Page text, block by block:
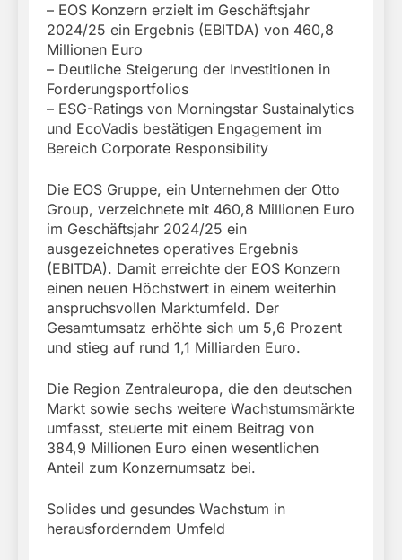
– EOS Konzern erzielt im Geschäftsjahr
2024/25 ein Ergebnis (EBITDA) von 460,8
Millionen Euro
– Deutliche Steigerung der Investitionen in
Forderungsportfolios
– ESG-Ratings von Morningstar Sustainalytics
und EcoVadis bestätigen Engagement im
Bereich Corporate Responsibility
Die EOS Gruppe, ein Unternehmen der Otto
Group, verzeichnete mit 460,8 Millionen Euro
im Geschäftsjahr 2024/25 ein
ausgezeichnetes operatives Ergebnis
(EBITDA). Damit erreichte der EOS Konzern
einen neuen Höchstwert in einem weiterhin
anspruchsvollen Marktumfeld. Der
Gesamtumsatz erhöhte sich um 5,6 Prozent
und stieg auf rund 1,1 Milliarden Euro.
Die Region Zentraleuropa, die den deutschen
Markt sowie sechs weitere Wachstumsmärkte
umfasst, steuerte mit einem Beitrag von
384,9 Millionen Euro einen wesentlichen
Anteil zum Konzernumsatz bei.
Solides und gesundes Wachstum in
herausforderndem Umfeld